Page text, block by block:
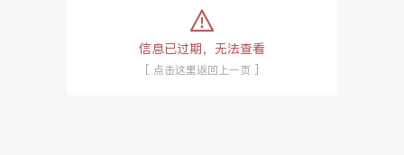
tip:
信息已过期，无法查看
[ 点击这里返回上一页 ]